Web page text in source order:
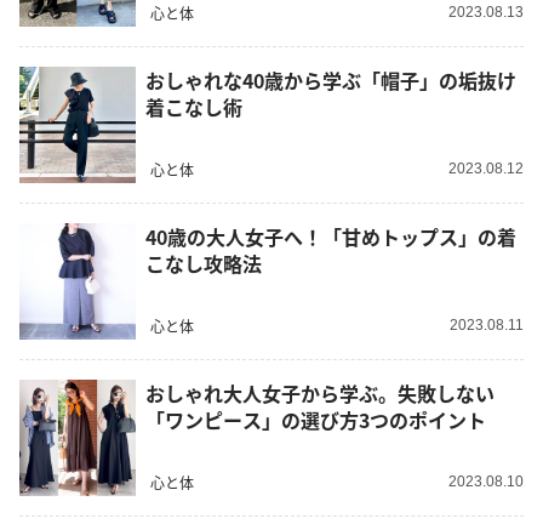
心と体 2023.08.13
おしゃれな40歳から学ぶ「帽子」の垢抜け
着こなし術
心と体 2023.08.12
40歳の大人女子へ！「甘めトップス」の着
こなし攻略法
心と体 2023.08.11
おしゃれ大人女子から学ぶ。失敗しない
「ワンピース」の選び方3つのポイント
心と体 2023.08.10